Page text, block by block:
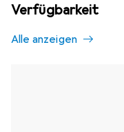
Verfügbarkeit
Alle anzeigen